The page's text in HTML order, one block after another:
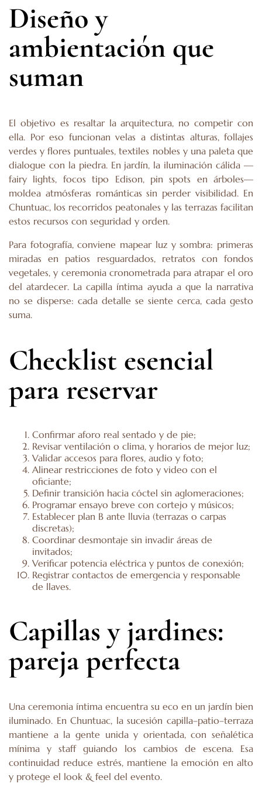
Diseño y
ambientación que
suman
El objetivo es resaltar la arquitectura, no competir con
ella. Por eso funcionan velas a distintas alturas, follajes
verdes y flores puntuales, textiles nobles y una paleta que
dialogue con la piedra. En jardín, la iluminación cálida —
fairy lights, focos tipo Edison, pin spots en árboles—
moldea atmósferas románticas sin perder visibilidad. En
Chuntuac, los recorridos peatonales y las terrazas facilitan
estos recursos con seguridad y orden.
Para fotografía, conviene mapear luz y sombra: primeras
miradas en patios resguardados, retratos con fondos
vegetales, y ceremonia cronometrada para atrapar el oro
del atardecer. La capilla íntima ayuda a que la narrativa
no se disperse: cada detalle se siente cerca, cada gesto
suma.
Checklist esencial
para reservar
Confirmar aforo real sentado y de pie;
Revisar ventilación o clima, y horarios de mejor luz;
Validar accesos para flores, audio y foto;
Alinear restricciones de foto y video con el
oficiante;
Definir transición hacia cóctel sin aglomeraciones;
Programar ensayo breve con cortejo y músicos;
Establecer plan B ante lluvia (terrazas o carpas
discretas);
Coordinar desmontaje sin invadir áreas de
invitados;
Verificar potencia eléctrica y puntos de conexión;
Registrar contactos de emergencia y responsable
de llaves.
Capillas y jardines:
pareja perfecta
Una ceremonia íntima encuentra su eco en un jardín bien
iluminado. En Chuntuac, la sucesión capilla–patio–terraza
mantiene a la gente unida y orientada, con señalética
mínima y staff guiando los cambios de escena. Esa
continuidad reduce estrés, mantiene la emoción en alto
y protege el look & feel del evento.